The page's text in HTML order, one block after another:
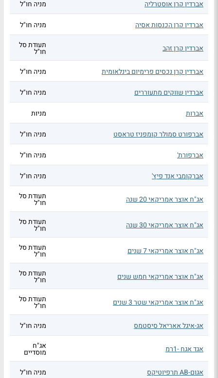
אברדין קרן אוסטרליה
מניה חו"ל
אברדין קרן הכנסות אסיה מניה חו"ל
אברדין קרן זהב תעודת סל
חו"ל
אברדין קרן נכסים פרימיום בינלאומית
מניה חו"ל
אברדין שווקים מתעוררים מניה חו"ל
אברות מניות
אברפורט סמולר קומפניז טראסט מניה חו"ל
אברפורת' מניה חו"ל
אברקומבי אנד פיץ' מניה חו"ל
אג"ח אוצר אמריקאי 20 שנה תעודת סל
חו"ל
אג"ח אוצר אמריקאי 30 שנה תעודת סל
חו"ל
אג"ח אוצר אמריקאי 7 שנים תעודת סל
חו"ל
אג"ח אוצר אמריקאי חמש שנים תעודת סל
חו"ל
אג"ח אוצר אמריקאי שטר 3 שנים תעודת סל
חו"ל
אג-איגל אאריאל סיסטמס
מניה חו"ל
אגד אגח -1רמ אג"ח
מוסדיים
אגום-AB תרפיוטיקס
מניה חו"ל